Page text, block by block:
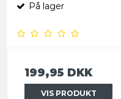
På lager
199,95 DKK
VIS PRODUKT